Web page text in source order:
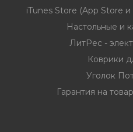
iTunes Store (App Store
Настольные и
ЛитРес -
Коврики
Уголок
Гарантия на